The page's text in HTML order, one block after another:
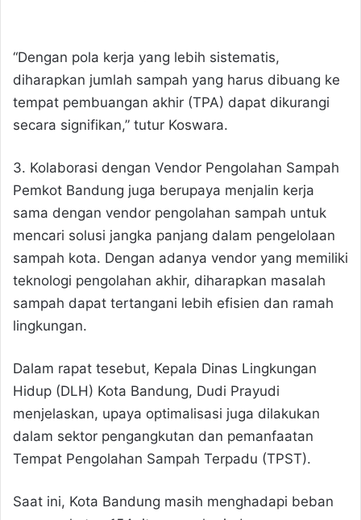
“Dengan pola kerja yang lebih sistematis,
diharapkan jumlah sampah yang harus dibuang ke
tempat pembuangan akhir (TPA) dapat dikurangi
secara signifikan,” tutur Koswara.
3. Kolaborasi dengan Vendor Pengolahan Sampah
Pemkot Bandung juga berupaya menjalin kerja
sama dengan vendor pengolahan sampah untuk
mencari solusi jangka panjang dalam pengelolaan
sampah kota. Dengan adanya vendor yang memiliki
teknologi pengolahan akhir, diharapkan masalah
sampah dapat tertangani lebih efisien dan ramah
lingkungan.
Dalam rapat tesebut, Kepala Dinas Lingkungan
Hidup (DLH) Kota Bandung, Dudi Prayudi
menjelaskan, upaya optimalisasi juga dilakukan
dalam sektor pengangkutan dan pemanfaatan
Tempat Pengolahan Sampah Terpadu (TPST).
Saat ini, Kota Bandung masih menghadapi beban